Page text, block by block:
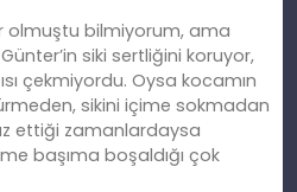
olmuştu bilmiyorum, ama
siki sertliğini koruyor,
çekmiyordu. Oysa kocamın
sikini içime sokmadan
ettiği zamanlardaysa
başıma boşaldığı çok